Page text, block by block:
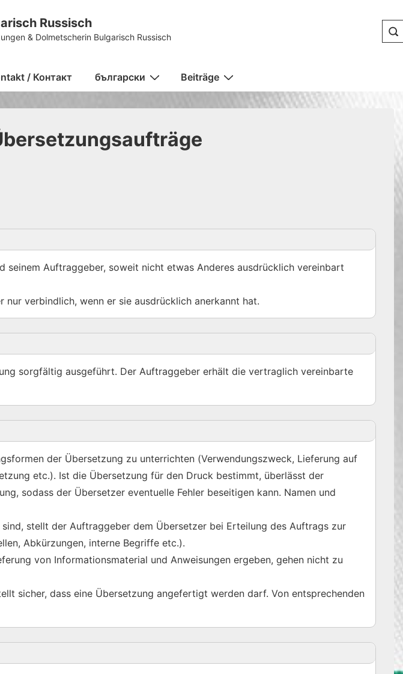
Russisch
& Dolmetscherin Bulgarisch Russisch
/ Контакт български Beiträge
Auftraggeber, soweit nicht etwas Anderes ausdrücklich vereinbart
verbindlich, wenn er sie ausdrücklich anerkannt hat.
sorgfältig ausgeführt. Der Auftraggeber erhält die vertraglich vereinbarte
der Übersetzung zu unterrichten (Verwendungszweck, Lieferung auf
etc.). Ist die Übersetzung für den Druck bestimmt, überlässt der
sodass der Übersetzer eventuelle Fehler beseitigen kann. Namen und
stellt der Auftraggeber dem Übersetzer bei Erteilung des Auftrags zur
Abkürzungen, interne Begriffe etc.).
von Informationsmaterial und Anweisungen ergeben, gehen nicht zu
sicher, dass eine Übersetzung angefertigt werden darf. Von entsprechenden